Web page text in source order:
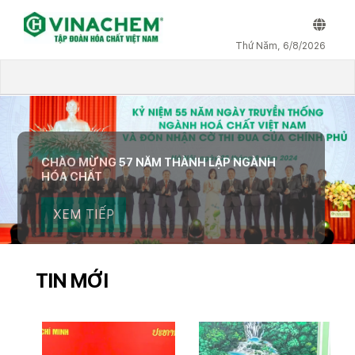
VINACHEM
Thứ Năm, 6/8/2026
CHÀO MỪNG 57 NĂM THÀNH LẬP NGÀNH
HÓA CHẤT
XEM TIẾP
TIN MỚI